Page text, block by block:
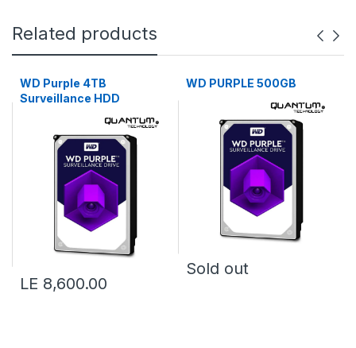
Related products
WD Purple 4TB
Surveillance HDD
LE 8,600.00
WD PURPLE 500GB
Sold out